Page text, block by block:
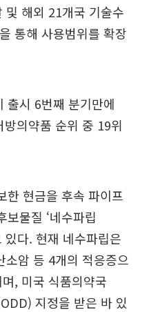
및 해외 21개국 기술수
통해 사용범위를 확장
출시 6번째 분기만에
의약품 순위 중 19위
한 현금을 후속 파이프
물질 ‘네수파립
다. 현재 네수파립은
암 등 4개의 적응증으
, 미국 식품의약국
지정을 받은 바 있